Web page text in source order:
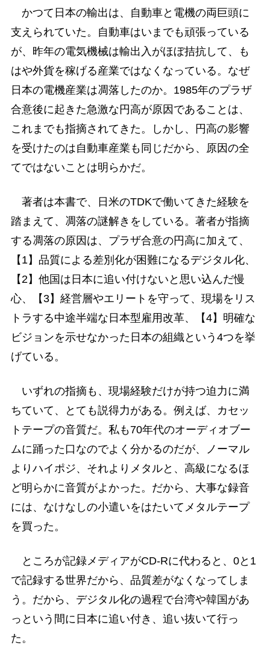
かつて日本の輸出は、自動車と電機の両巨頭に
支えられていた。自動車はいまでも頑張っている
が、昨年の電気機械は輸出入がほぼ拮抗して、も
はや外貨を稼げる産業ではなくなっている。なぜ
日本の電機産業は凋落したのか。1985年のプラザ
合意後に起きた急激な円高が原因であることは、
これまでも指摘されてきた。しかし、円高の影響
を受けたのは自動車産業も同じだから、原因の全
てではないことは明らかだ。
著者は本書で、日米のTDKで働いてきた経験を
踏まえて、凋落の謎解きをしている。著者が指摘
する凋落の原因は、プラザ合意の円高に加えて、
【1】品質による差別化が困難になるデジタル化、
【2】他国は日本に追い付けないと思い込んだ慢
心、【3】経営層やエリートを守って、現場をリス
トラする中途半端な日本型雇用改革、【4】明確な
ビジョンを示せなかった日本の組織という4つを挙
げている。
いずれの指摘も、現場経験だけが持つ迫力に満
ちていて、とても説得力がある。例えば、カセッ
トテープの音質だ。私も70年代のオーディオブー
ムに踊った口なのでよく分かるのだが、ノーマル
よりハイポジ、それよりメタルと、高級になるほ
ど明らかに音質がよかった。だから、大事な録音
には、なけなしの小遣いをはたいてメタルテープ
を買った。
ところが記録メディアがCD-Rに代わると、0と1
で記録する世界だから、品質差がなくなってしま
う。だから、デジタル化の過程で台湾や韓国があ
っという間に日本に追い付き、追い抜いて行っ
た。